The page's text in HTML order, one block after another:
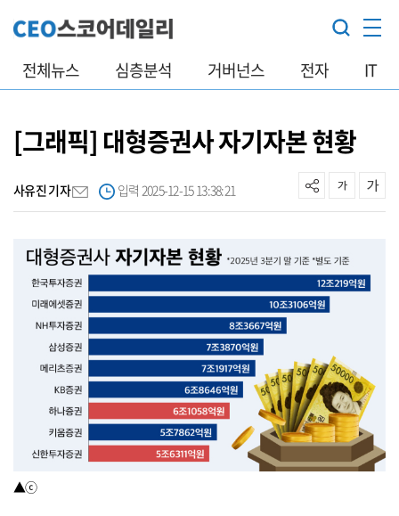
전체뉴스 심층분석 거버넌스 전자 IT
[그래픽] 대형증권사 자기자본 현황
사유진 기자 입력 2025-12-15 13:38:21
▲ⓒ